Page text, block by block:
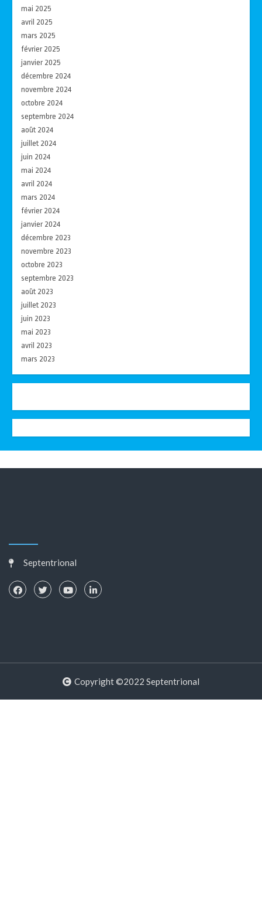
mai 2025
avril 2025
mars 2025
février 2025
janvier 2025
décembre 2024
novembre 2024
octobre 2024
septembre 2024
août 2024
juillet 2024
juin 2024
mai 2024
avril 2024
mars 2024
février 2024
janvier 2024
décembre 2023
novembre 2023
octobre 2023
septembre 2023
août 2023
juillet 2023
juin 2023
mai 2023
avril 2023
mars 2023
Septentrional
Copyright ©2022 Septentrional